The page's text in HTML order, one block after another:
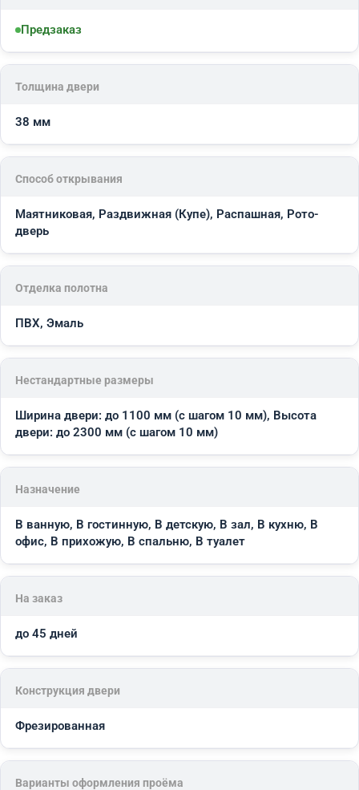
Предзаказ
Толщина двери
38 мм
Способ открывания
Маятниковая, Раздвижная (Купе), Распашная, Рото-
дверь
Отделка полотна
ПВХ, Эмаль
Нестандартные размеры
Ширина двери: до 1100 мм (с шагом 10 мм), Высота
двери: до 2300 мм (с шагом 10 мм)
Назначение
В ванную, В гостинную, В детскую, В зал, В кухню, В
офис, В прихожую, В спальню, В туалет
На заказ
до 45 дней
Конструкция двери
Фрезированная
Варианты оформления проёма